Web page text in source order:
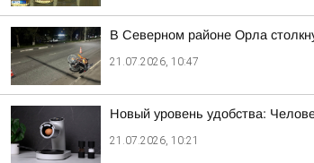
В Северном районе Орла
21.07.2026, 10:47
Новый уровень удобства:
21.07.2026, 10:21